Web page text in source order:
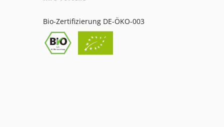
Bio-Zertifizierung DE-ÖKO-003